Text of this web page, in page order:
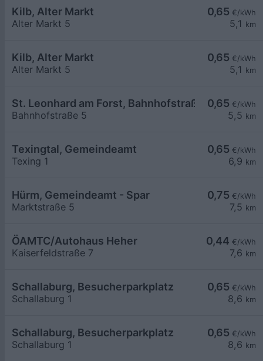
0,65 €/kWh
5,1 km
Kilb, Alter Markt
Alter Markt 5
0,65 €/kWh
5,1 km
Kilb, Alter Markt
Alter Markt 5
0,65 €/kWh
5,5 km
St. Leonhard am Forst, Bahnhofstraße
Bahnhofstraße 5
0,65 €/kWh
6,9 km
Texingtal, Gemeindeamt
Texing 1
0,75 €/kWh
7,5 km
Hürm, Gemeindeamt - Spar
Marktstraße 5
0,44 €/kWh
7,6 km
ÖAMTC/Autohaus Heher
Kaiserfeldstraße 7
0,65 €/kWh
8,6 km
Schallaburg, Besucherparkplatz
Schallaburg 1
0,65 €/kWh
8,6 km
Schallaburg, Besucherparkplatz
Schallaburg 1